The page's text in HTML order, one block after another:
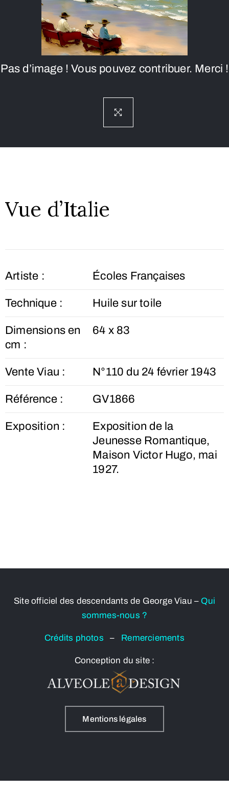
Pas d’image ! Vous pouvez contribuer. Merci !
Vue d’Italie
Artiste : Écoles Françaises
Technique : Huile sur toile
Dimensions en
cm :
64 x 83
Vente Viau : N°110 du 24 février 1943
Référence : GV1866
Exposition :
Exposition de la
Jeunesse Romantique,
Maison Victor Hugo, mai
1927.
Site officiel des descendants de George Viau – Qui
sommes-nous ?
Crédits photos– Remerciements
Conception du site :
Mentions légales